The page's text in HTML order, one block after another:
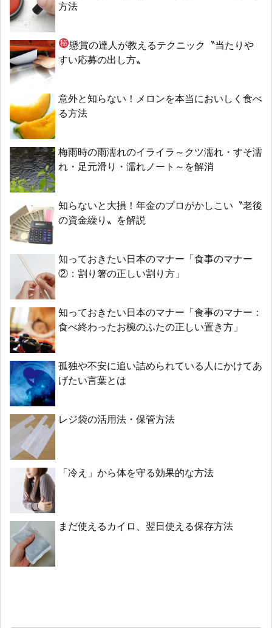
方法
懸賞の達人が教えるテクニック〝当たりや
すい応募の出し方〟
意外と知らない！メロンを本当においしく食べ
る方法
梅雨時の雨濡れのイライラ～クツ濡れ・すそ濡
れ・足元滑り・濡れノート～を解消
知らないと大損！年金のプロがかしこい〝老後
の資金繰り〟を解説
知っておきたい日本のマナー「食事のマナー
②：割り箸の正しい割り方」
知っておきたい日本のマナー「食事のマナー：
食べ終わったお椀のふたの正しい置き方」
孤独や不安に追い詰められている人にかけてあ
げたい言葉とは
レジ袋の活用法・保管方法
「冷え」から体を守る効果的な方法
まだ使えるカイロ、翌日使える保存方法